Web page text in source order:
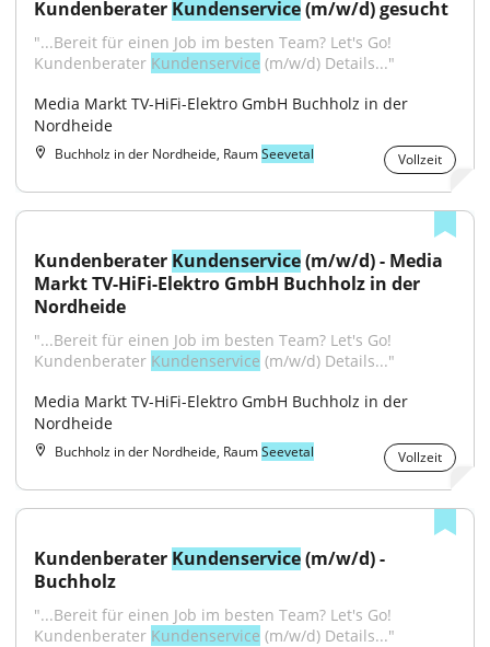
Kundenberater Kundenservice (m/w/d) gesucht
"...Bereit für einen Job im besten Team? Let's Go!
Kundenberater Kundenservice (m/w/d) Details..."
Media Markt TV-HiFi-Elektro GmbH Buchholz in der
Nordheide
Buchholz in der Nordheide, RaumSeevetal Vollzeit
Kundenberater Kundenservice (m/w/d) - Media
Markt TV-HiFi-Elektro GmbH Buchholz in der
Nordheide
"...Bereit für einen Job im besten Team? Let's Go!
Kundenberater Kundenservice (m/w/d) Details..."
Media Markt TV-HiFi-Elektro GmbH Buchholz in der
Nordheide
Buchholz in der Nordheide, RaumSeevetal Vollzeit
Kundenberater Kundenservice (m/w/d) -
Buchholz
"...Bereit für einen Job im besten Team? Let's Go!
Kundenberater Kundenservice (m/w/d) Details..."